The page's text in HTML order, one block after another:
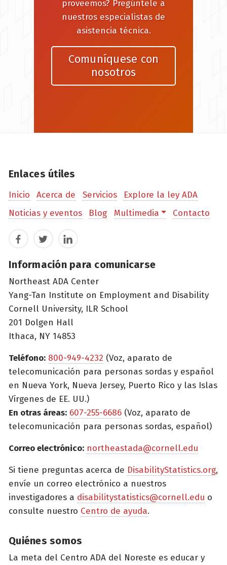
proveemos? Pregúntele a
nuestros especialistas de
asistencia técnica.
Comuníquese con
nosotros
Enlaces útiles
Inicio Acerca de Servicios
Explore la ley ADA
Noticias y eventos
Blog Multimedia Contacto
FacebookTwitterLinkedIn
Información para comunicarse
Northeast ADA Center
Yang-Tan Institute on Employment and Disability
Cornell University, ILR School
201 Dolgen Hall
Ithaca, NY 14853
Teléfono: 800-949-4232 (Voz, aparato de
telecomunicación para personas sordas y español
en Nueva York, Nueva Jersey, Puerto Rico y las Islas
Vírgenes de EE. UU.)
En otras áreas: 607-255-6686 (Voz, aparato de
telecomunicación para personas sordas, español)
Correo electrónico: northeastada@cornell.edu
Si tiene preguntas acerca de DisabilityStatistics.org,
envíe un correo electrónico a nuestros
investigadores a disabilitystatistics@cornell.edu o
consulte nuestro Centro de ayuda.
Quiénes somos
La meta del Centro ADA del Noreste es educar y